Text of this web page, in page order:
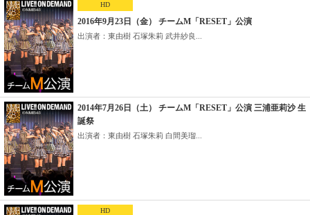
HD
2016年9月23日（金） チームM「RESET」公演
出演者：東由樹 石塚朱莉 武井紗良...
2014年7月26日（土） チームM「RESET」公演 三浦亜莉沙 生
誕祭
出演者：東由樹 石塚朱莉 白間美瑠...
HD